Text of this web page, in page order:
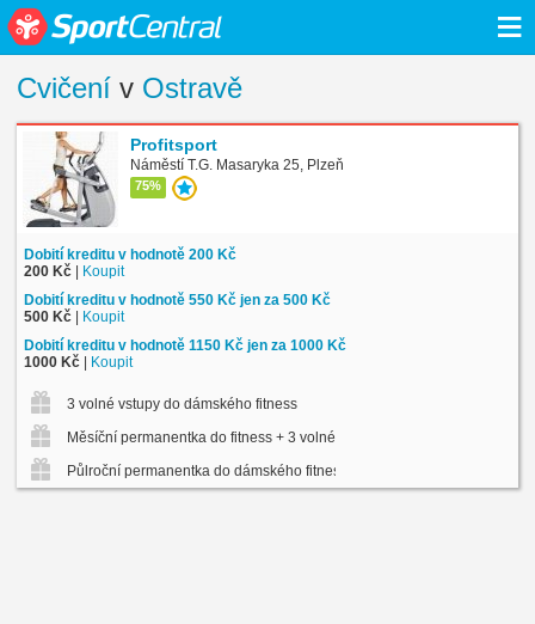
≡
Cvičení v Ostravě
Profitsport
Náměstí T.G. Masaryka 25, Plzeň
75%
Dobití kreditu v hodnotě 200 Kč
200 Kč | Koupit
Dobití kreditu v hodnotě 550 Kč jen za 500 Kč
500 Kč | Koupit
Dobití kreditu v hodnotě 1150 Kč jen za 1000 Kč
1000 Kč | Koupit
3 volné vstupy do dámského fitness
Měsíční permanentka do fitness + 3 volné vstupy na skup. lekce
Půlroční permanentka do dámského fitness